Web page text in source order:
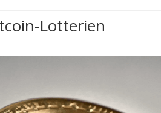
Lotterien